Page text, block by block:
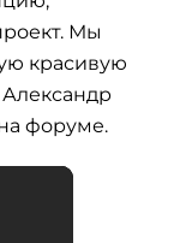
Мы
красивую
форуме.